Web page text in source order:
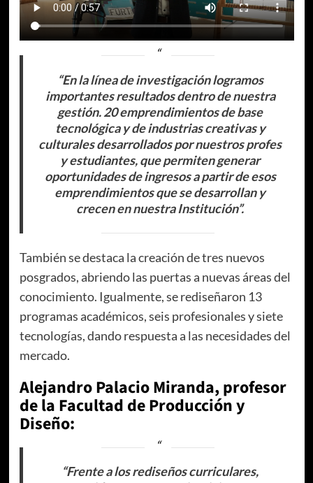
“En la línea de investigación logramos
importantes resultados dentro de nuestra
gestión. 20 emprendimientos de base
tecnológica y de industrias creativas y
culturales desarrollados por nuestros profes
y estudiantes, que permiten generar
oportunidades de ingresos a partir de esos
emprendimientos que se desarrollan y
crecen en nuestra Institución”.
También se destaca la creación de tres nuevos
posgrados, abriendo las puertas a nuevas áreas del
conocimiento. Igualmente, se rediseñaron 13
programas académicos, seis profesionales y siete
tecnologías, dando respuesta a las necesidades del
mercado.
Alejandro Palacio Miranda, profesor
de la Facultad de Producción y
Diseño:
“Frente a los rediseños curriculares,